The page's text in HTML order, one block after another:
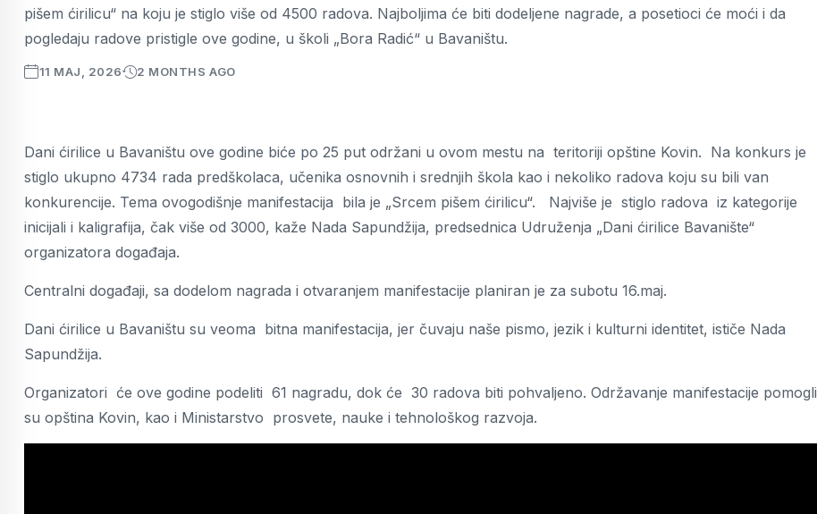
pišem ćirilicu“ na koju je stiglo više od 4500 radova. Najboljima će biti dodeljene nagrade, a posetioci će moći i da
pogledaju radove pristigle ove godine, u školi „Bora Radić“ u Bavaništu.
11 MAJ, 2026 2 MONTHS AGO
Dani ćirilice u Bavaništu ove godine biće po 25 put održani u ovom mestu na teritoriji opštine Kovin. Na konkurs je
stiglo ukupno 4734 rada predškolaca, učenika osnovnih i srednjih škola kao i nekoliko radova koju su bili van
konkurencije. Tema ovogodišnje manifestacija bila je „Srcem pišem ćirilicu“. Najviše je stiglo radova iz kategorije
inicijali i kaligrafija, čak više od 3000, kaže Nada Sapundžija, predsednica Udruženja „Dani ćirilice Bavanište“
organizatora događaja.
Centralni događaji, sa dodelom nagrada i otvaranjem manifestacije planiran je za subotu 16.maj.
Dani ćirilice u Bavaništu su veoma bitna manifestacija, jer čuvaju naše pismo, jezik i kulturni identitet, ističe Nada
Sapundžija.
Organizatori će ove godine podeliti 61 nagradu, dok će 30 radova biti pohvaljeno. Održavanje manifestacije pomogli
su opština Kovin, kao i Ministarstvo prosvete, nauke i tehnološkog razvoja.